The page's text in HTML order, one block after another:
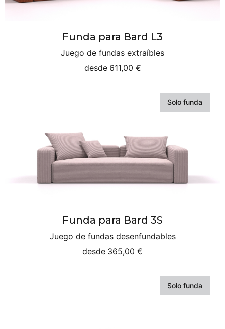
Funda para Bard L3
Juego de fundas extraíbles
desde 611,00 €
Solo funda
Funda para Bard 3S
Juego de fundas desenfundables
desde 365,00 €
Solo funda